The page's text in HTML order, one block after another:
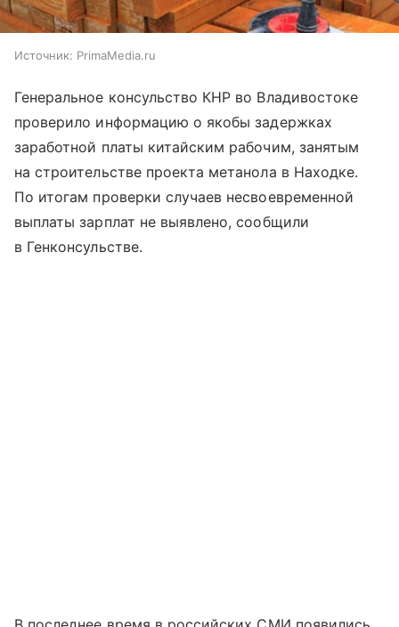
Источник: PrimaMedia.ru
Генеральное консульство КНР во Владивостоке
проверило информацию о якобы задержках
заработной платы китайским рабочим, занятым
на строительстве проекта метанола в Находке.
По итогам проверки случаев несвоевременной
выплаты зарплат не выявлено, сообщили
в Генконсульстве.